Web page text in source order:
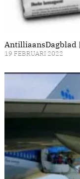
AntilliaansDagblad
19 FEBRUARI 2022